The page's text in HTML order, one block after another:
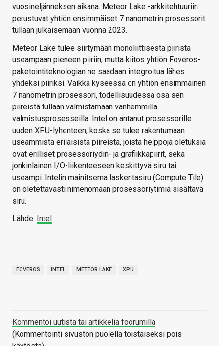
vuosineljänneksen aikana. Meteor Lake -arkkitehtuuriin
perustuvat yhtiön ensimmäiset 7 nanometrin prosessorit
tullaan julkaisemaan vuonna 2023.
Meteor Lake tulee siirtymään monoliittisesta piiristä
useampaan pieneen piiriin, mutta kiitos yhtiön Foveros-
paketointiteknologian ne saadaan integroitua lähes
yhdeksi piiriksi. Vaikka kyseessä on yhtiön ensimmäinen
7 nanometrin prosessori, todellisuudessa osa sen
piireistä tullaan valmistamaan vanhemmilla
valmistusprosesseilla. Intel on antanut prosessorille
uuden XPU-lyhenteen, koska se tulee rakentumaan
useammista erilaisista piireistä, joista helppoja oletuksia
ovat erilliset prosessoriydin- ja grafiikkapiirit, sekä
jonkinlainen I/O-liikenteeseen keskittyvä siru tai
useampi. Intelin mainitsema laskentasiru (Compute Tile)
on oletettavasti nimenomaan prosessoriytimiä sisältävä
siru.
Lähde: Intel
FOVEROS INTEL METEOR LAKE XPU
Kommentoi uutista tai artikkelia foorumilla
(Kommentointi sivuston puolella toistaiseksi pois